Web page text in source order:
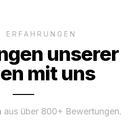
ERFAHRUNGEN
unserer
mit uns
aus über 800+ Bewertungen.